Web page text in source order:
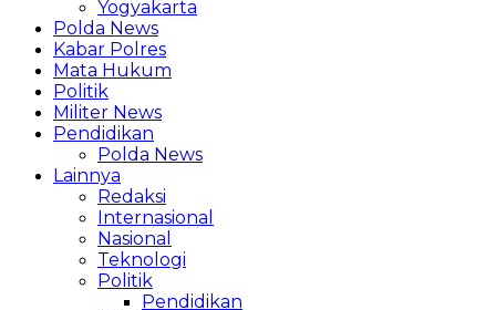
Yogyakarta
Polda News
Kabar Polres
Mata Hukum
Politik
Militer News
Pendidikan
Polda News
Lainnya
Redaksi
Internasional
Nasional
Teknologi
Politik
Pendidikan